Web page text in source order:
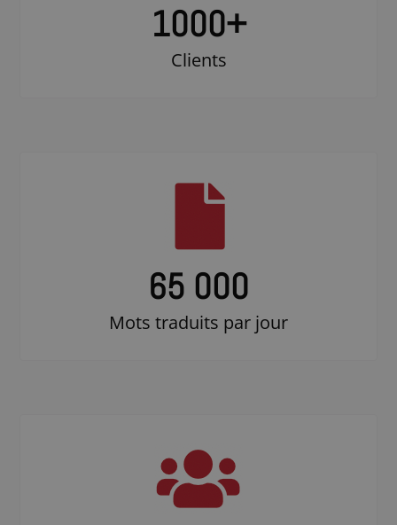
1000+
Clients
65 000
Mots traduits par jour